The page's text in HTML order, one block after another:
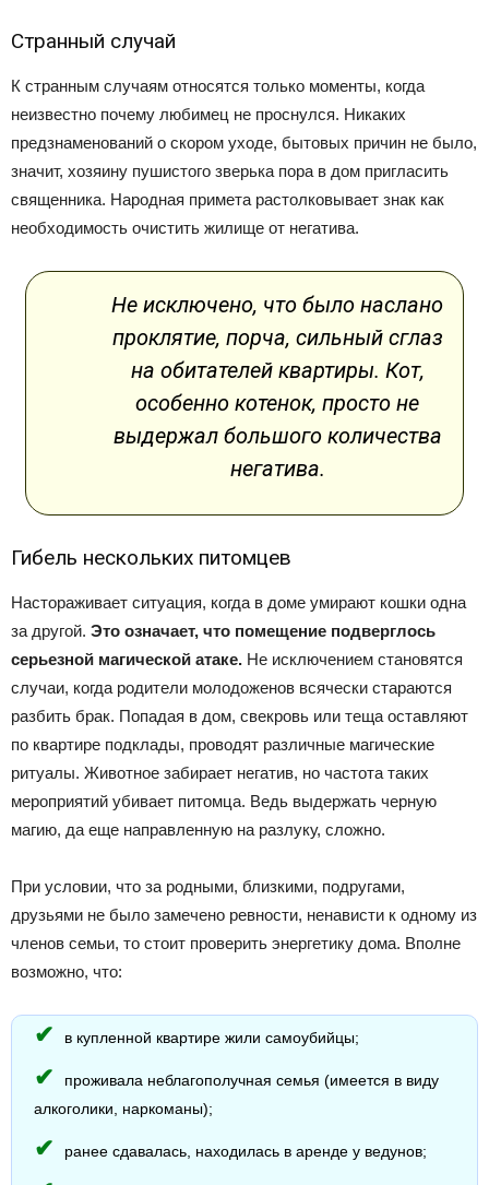
Странный случай
К странным случаям относятся только моменты, когда
неизвестно почему любимец не проснулся. Никаких
предзнаменований о скором уходе, бытовых причин не было,
значит, хозяину пушистого зверька пора в дом пригласить
священника. Народная примета растолковывает знак как
необходимость очистить жилище от негатива.
Не исключено, что было наслано
проклятие, порча, сильный сглаз
на обитателей квартиры. Кот,
особенно котенок, просто не
выдержал большого количества
негатива.
Гибель нескольких питомцев
Настораживает ситуация, когда в доме умирают кошки одна
за другой. Это означает, что помещение подверглось
серьезной магической атаке. Не исключением становятся
случаи, когда родители молодоженов всячески стараются
разбить брак. Попадая в дом, свекровь или теща оставляют
по квартире подклады, проводят различные магические
ритуалы. Животное забирает негатив, но частота таких
мероприятий убивает питомца. Ведь выдержать черную
магию, да еще направленную на разлуку, сложно.
При условии, что за родными, близкими, подругами,
друзьями не было замечено ревности, ненависти к одному из
членов семьи, то стоит проверить энергетику дома. Вполне
возможно, что:
в купленной квартире жили самоубийцы;
проживала неблагополучная семья (имеется в виду
алкоголики, наркоманы);
ранее сдавалась, находилась в аренде у ведунов;